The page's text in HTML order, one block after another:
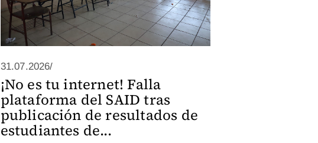
31.07.2026/
¡No es tu internet! Falla
plataforma del SAID tras
publicación de resultados de
estudiantes de...